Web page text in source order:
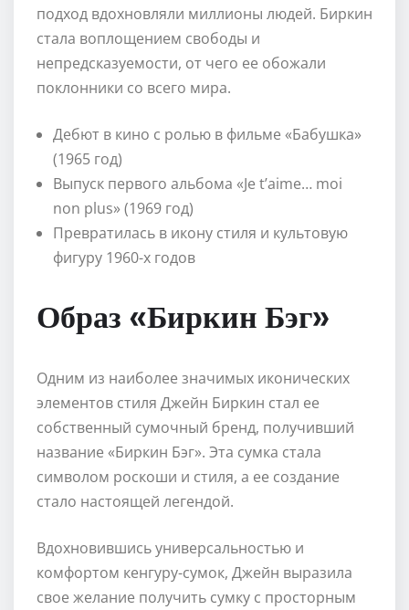
подход вдохновляли миллионы людей. Биркин
стала воплощением свободы и
непредсказуемости, от чего ее обожали
поклонники со всего мира.
Дебют в кино с ролью в фильме «Бабушка»
(1965 год)
Выпуск первого альбома «Je t’aime… moi
non plus» (1969 год)
Превратилась в икону стиля и культовую
фигуру 1960-х годов
Образ «Биркин Бэг»
Одним из наиболее значимых иконических
элементов стиля Джейн Биркин стал ее
собственный сумочный бренд, получивший
название «Биркин Бэг». Эта сумка стала
символом роскоши и стиля, а ее создание
стало настоящей легендой.
Вдохновившись универсальностью и
комфортом кенгуру-сумок, Джейн выразила
свое желание получить сумку с просторным